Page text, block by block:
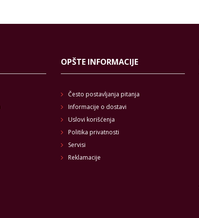
OPŠTE INFORMACIJE
Često postavljanja pitanja
Informacije o dostavi
Uslovi korišćenja
Politika privatnosti
Servisi
Reklamacije